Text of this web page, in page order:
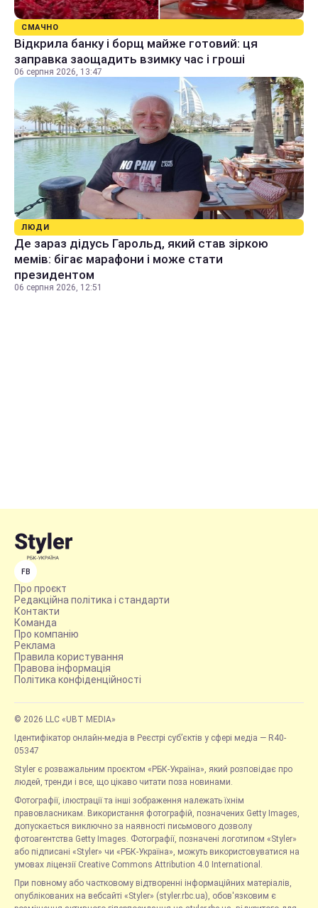
СМАЧНО
Відкрила банку і борщ майже готовий: ця
заправка заощадить взимку час і гроші
06 серпня 2026, 13:47
ЛЮДИ
Де зараз дідусь Гарольд, який став зіркою
мемів: бігає марафони і може стати
президентом
06 серпня 2026, 12:51
FB
Про проєкт
Редакційна політика і стандарти
Контакти
Команда
Про компанію
Реклама
Правила користування
Правова інформація
Політика конфіденційності
© 2026 LLC «UBT MEDIA»
Ідентифікатор онлайн-медіа в Реєстрі суб’єктів у сфері медіа — R40-
05347
Styler є розважальним проєктом «РБК-Україна», який розповідає про
людей, тренди і все, що цікаво читати поза новинами.
Фотографії, ілюстрації та інші зображення належать їхнім
правовласникам. Використання фотографій, позначених Getty Images,
допускається виключно за наявності письмового дозволу
фотоагентства Getty Images. Фотографії, позначені логотипом «Styler»
або підписані «Styler» чи «РБК-Україна», можуть використовуватися на
умовах ліцензії Creative Commons Attribution 4.0 International.
При повному або частковому відтворенні інформаційних матеріалів,
опублікованих на вебсайті «Styler» (styler.rbc.ua), обов'язковим є